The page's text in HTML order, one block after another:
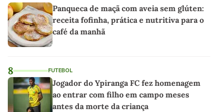
Panqueca de maçã com aveia sem glúten:
receita fofinha, prática e nutritiva para o
café da manhã
8 FUTEBOL
Jogador do Ypiranga FC fez homenagem
ao entrar com filho em campo meses
antes da morte da criança